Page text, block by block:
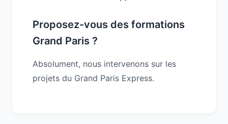
Proposez-vous des formations
Grand Paris ?
Absolument, nous intervenons sur les
projets du Grand Paris Express.